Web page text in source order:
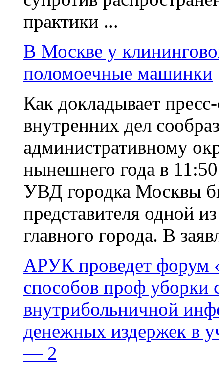
практики ...
В Москве у
поломоечные машинки
Как докладывает
внутренних дел
административному
нынешнего года в
УВД городка Москвы
представителя одной
главного города. В
АРУК проведет форум
способов проф уборки
внутрибольничной
денежных издержек в
— 2